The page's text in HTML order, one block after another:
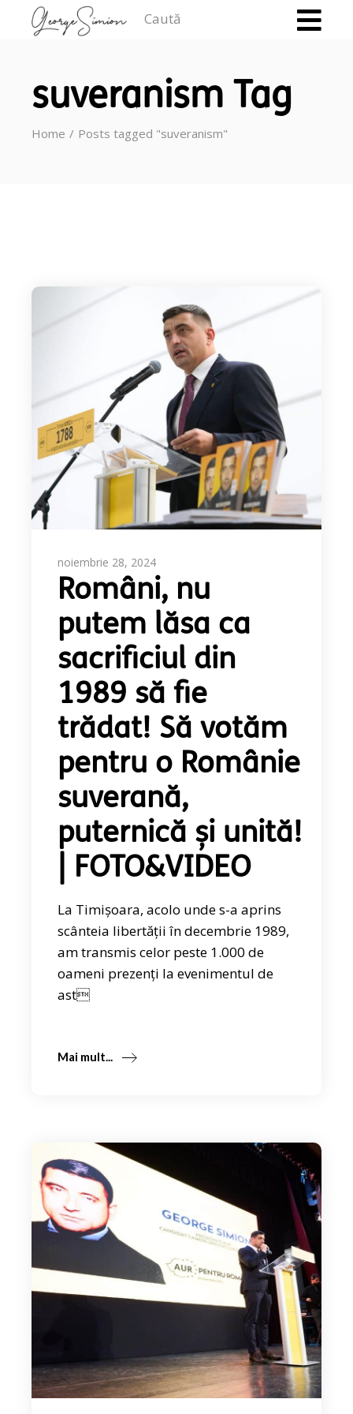
suveranism Tag
Home Posts tagged "suveranism"
noiembrie 28, 2024
Români, nu
putem lăsa ca
sacrificiul din
1989 să fie
trădat! Să votăm
pentru o Românie
suverană,
puternică și unită!
| FOTO&VIDEO
La Timișoara, acolo unde s-a aprins
scânteia libertății în decembrie 1989,
am transmis celor peste 1.000 de
oameni prezenți la evenimentul de
ast
Mai mult...